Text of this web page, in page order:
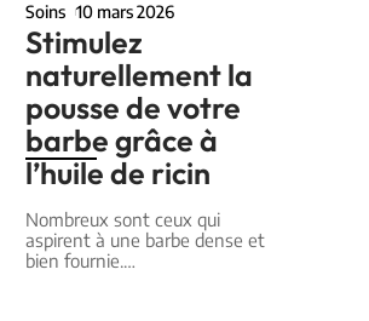
Soins 10 mars 2026
Stimulez
naturellement la
pousse de votre
barbe grâce à
l’huile de ricin
Nombreux sont ceux qui
aspirent à une barbe dense et
bien fournie.…